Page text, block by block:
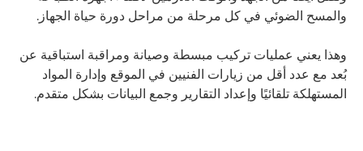
والمسح الضوئي في كل مرحلة من مراحل دورة حياة الجهاز.
وهذا يعني عمليات تركيب مبسطة وصيانة ومراقبة استباقية عن
بُعد مع عدد أقل من زيارات الفنيين في الموقع وإدارة المواد
المستهلكة تلقائيًا وإعداد التقارير وجمع البيانات بشكل متقدم.